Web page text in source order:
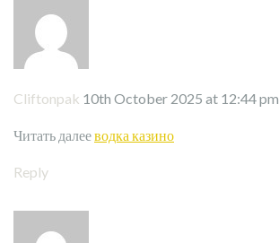
Cliftonpak 10th October 2025 at 12:44 pm
Читать далееводка казино
Reply